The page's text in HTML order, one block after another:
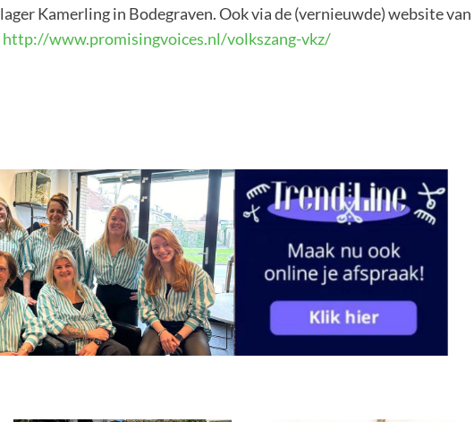
Kamerling in Bodegraven. Ook via de (vernieuwde) website van
http://www.promisingvoices.nl/volkszang-vkz/